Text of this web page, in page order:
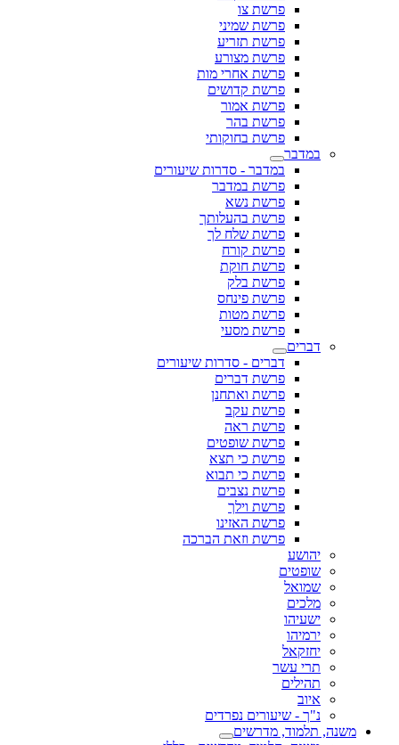
פרשת צו
פרשת שמיני
פרשת תזריע
פרשת מצורע
פרשת אחרי מות
פרשת קדושים
פרשת אמור
פרשת בהר
פרשת בחוקותי
במדבר
במדבר - סדרות שיעורים
פרשת במדבר
פרשת נשא
פרשת בהעלותך
פרשת שלח לך
פרשת קורח
פרשת חוקת
פרשת בלק
פרשת פינחס
פרשת מטות
פרשת מסעי
דברים
דברים - סדרות שיעורים
פרשת דברים
פרשת ואתחנן
פרשת עקב
פרשת ראה
פרשת שופטים
פרשת כי תצא
פרשת כי תבוא
פרשת נצבים
פרשת וילך
פרשת האזינו
פרשת וזאת הברכה
יהושע
שופטים
שמואל
מלכים
ישעיהו
ירמיהו
יחזקאל
תרי עשר
תהילים
איוב
נ"ך - שיעורים נפרדים
משנה, תלמוד, מדרשים